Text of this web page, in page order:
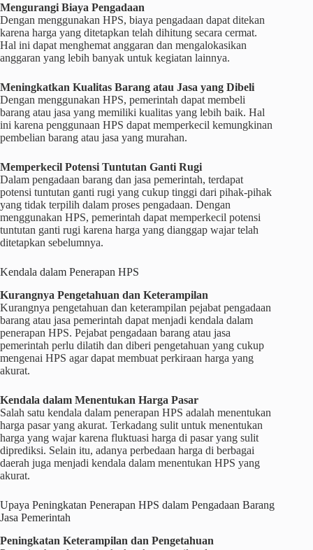
Mengurangi Biaya Pengadaan
Dengan menggunakan HPS, biaya pengadaan dapat ditekan
karena harga yang ditetapkan telah dihitung secara cermat.
Hal ini dapat menghemat anggaran dan mengalokasikan
anggaran yang lebih banyak untuk kegiatan lainnya.
Meningkatkan Kualitas Barang atau Jasa yang Dibeli
Dengan menggunakan HPS, pemerintah dapat membeli
barang atau jasa yang memiliki kualitas yang lebih baik. Hal
ini karena penggunaan HPS dapat memperkecil kemungkinan
pembelian barang atau jasa yang murahan.
Memperkecil Potensi Tuntutan Ganti Rugi
Dalam pengadaan barang dan jasa pemerintah, terdapat
potensi tuntutan ganti rugi yang cukup tinggi dari pihak-pihak
yang tidak terpilih dalam proses pengadaan. Dengan
menggunakan HPS, pemerintah dapat memperkecil potensi
tuntutan ganti rugi karena harga yang dianggap wajar telah
ditetapkan sebelumnya.
Kendala dalam Penerapan HPS
Kurangnya Pengetahuan dan Keterampilan
Kurangnya pengetahuan dan keterampilan pejabat pengadaan
barang atau jasa pemerintah dapat menjadi kendala dalam
penerapan HPS. Pejabat pengadaan barang atau jasa
pemerintah perlu dilatih dan diberi pengetahuan yang cukup
mengenai HPS agar dapat membuat perkiraan harga yang
akurat.
Kendala dalam Menentukan Harga Pasar
Salah satu kendala dalam penerapan HPS adalah menentukan
harga pasar yang akurat. Terkadang sulit untuk menentukan
harga yang wajar karena fluktuasi harga di pasar yang sulit
diprediksi. Selain itu, adanya perbedaan harga di berbagai
daerah juga menjadi kendala dalam menentukan HPS yang
akurat.
Upaya Peningkatan Penerapan HPS dalam Pengadaan Barang
Jasa Pemerintah
Peningkatan Keterampilan dan Pengetahuan